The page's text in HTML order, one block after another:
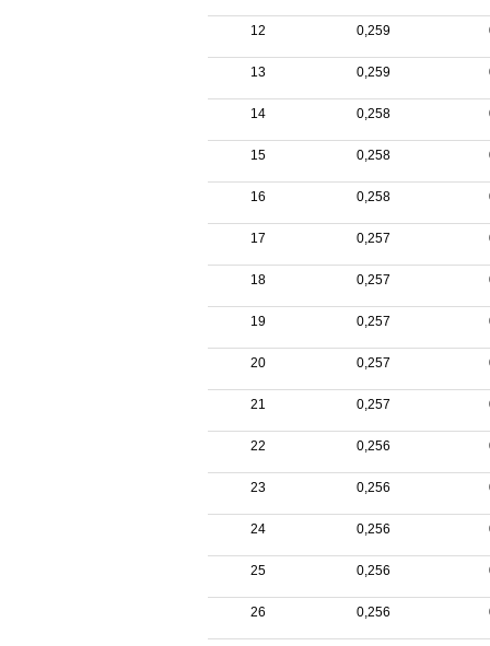
12 0,259
13 0,259
14 0,258
15 0,258
16 0,258
17 0,257
18 0,257
19 0,257
20 0,257
21 0,257
22 0,256
23 0,256
24 0,256
25 0,256
26 0,256